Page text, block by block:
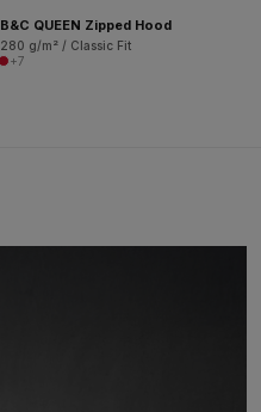
B&C QUEEN Zipped Hood
280 g/m² / Classic Fit
+7